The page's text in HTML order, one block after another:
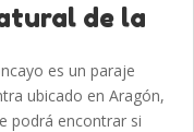
de la
es un paraje
ubicado en Aragón,
podrá encontrar si